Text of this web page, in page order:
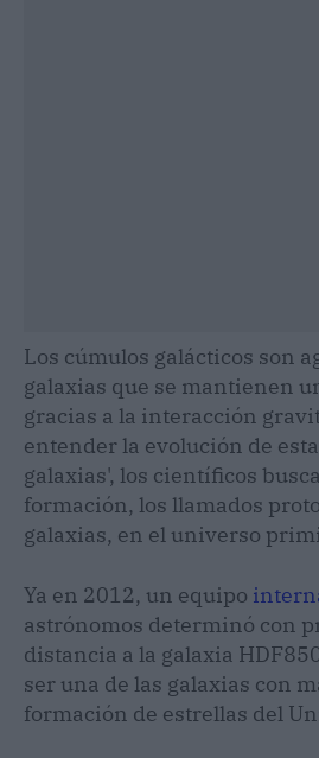
Los cúmulos galácticos son
galaxias que se mantienen
gracias a la interacción
entender la evolución de
galaxias', los científicos
formación, los llamados
galaxias, en el universo
Ya en 2012, un equipo
astrónomos determinó con
distancia a la galaxia
ser una de las galaxias con
formación de estrellas del